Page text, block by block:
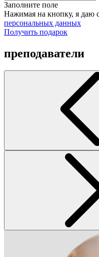
Заполните поле
Нажимая на кнопку, я даю
персональных данных
Получить подарок
преподаватели